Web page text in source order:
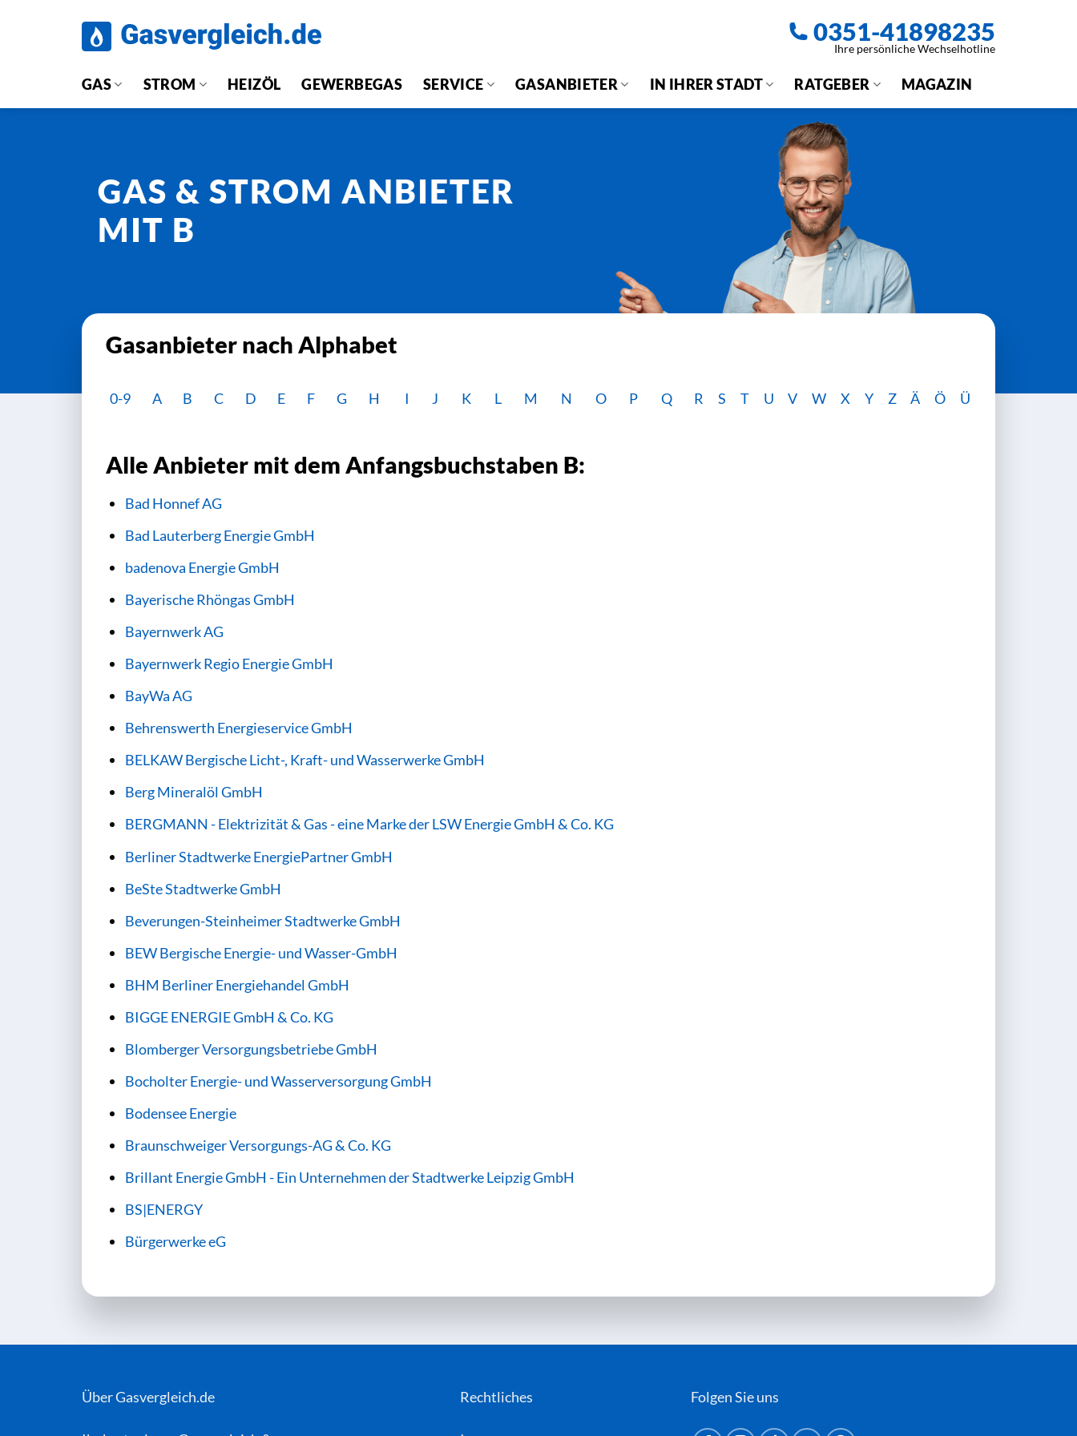
0351-41898235
Ihre persönliche Wechselhotline
GAS STROM HEIZÖL GEWERBEGAS SERVICE GASANBIETER IN IHRER STADT RATGEBER MAGAZIN
GAS & STROM ANBIETER
MIT B
Gasanbieter nach Alphabet
0-9 A B C D E F G H I J K L M N O P Q R S T U V W X Y Z Ä Ö Ü
Alle Anbieter mit dem Anfangsbuchstaben B:
Bad Honnef AG
Bad Lauterberg Energie GmbH
badenova Energie GmbH
Bayerische Rhöngas GmbH
Bayernwerk AG
Bayernwerk Regio Energie GmbH
BayWa AG
Behrenswerth Energieservice GmbH
BELKAW Bergische Licht-, Kraft- und Wasserwerke GmbH
Berg Mineralöl GmbH
BERGMANN - Elektrizität & Gas - eine Marke der LSW Energie GmbH & Co. KG
Berliner Stadtwerke EnergiePartner GmbH
BeSte Stadtwerke GmbH
Beverungen-Steinheimer Stadtwerke GmbH
BEW Bergische Energie- und Wasser-GmbH
BHM Berliner Energiehandel GmbH
BIGGE ENERGIE GmbH & Co. KG
Blomberger Versorgungsbetriebe GmbH
Bocholter Energie- und Wasserversorgung GmbH
Bodensee Energie
Braunschweiger Versorgungs-AG & Co. KG
Brillant Energie GmbH - Ein Unternehmen der Stadtwerke Leipzig GmbH
BS|ENERGY
Bürgerwerke eG
Über Gasvergleich.de Rechtliches Folgen Sie uns